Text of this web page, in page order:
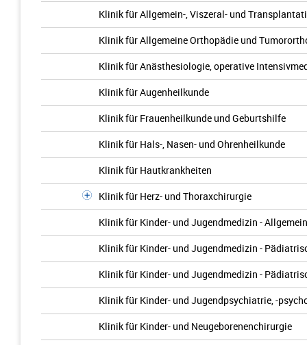
Klinik für Allgemein-, Viszeral- und
Klinik für Allgemeine Orthopädie und
Klinik für Anästhesiologie, operative
Klinik für Augenheilkunde
Klinik für Frauenheilkunde und Geburtshilfe
Klinik für Hals-, Nasen- und Ohrenheilkunde
Klinik für Hautkrankheiten
Klinik für Herz- und Thoraxchirurgie
Klinik für Kinder- und Jugendmedizin -
Klinik für Kinder- und Jugendmedizin -
Klinik für Kinder- und Jugendmedizin -
Klinik für Kinder- und Jugendpsychiatrie, -
Klinik für Kinder- und Neugeborenenchirurgie